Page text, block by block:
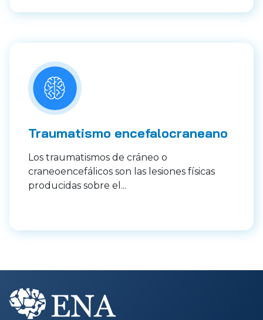
Traumatismo encefalocraneano
Los traumatismos de cráneo o
craneoencefálicos son las lesiones físicas
producidas sobre el...